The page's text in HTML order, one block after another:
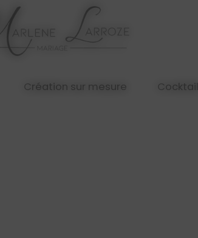
Création sur mesure Cocktail